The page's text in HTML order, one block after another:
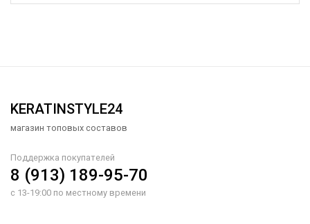
KERATINSTYLE24
магазин топовых составов
Поддержка покупателей
8 (913) 189-95-70
с 13-19:00 по местному времени